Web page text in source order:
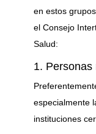
en estos
el Consejo
Salud:
1. Personas
especialmente
instituciones